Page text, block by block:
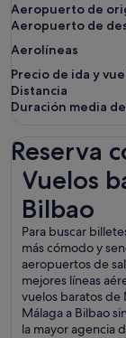
Aeropuerto de
Aeropuerto de
Aerolíneas
Precio de ida y
Distancia
Duración media
Reserva
Vuelos
Bilbao
Para buscar
más cómodo y
aeropuertos de
mejores líneas
vuelos baratos de
Málaga a Bilbao
la mayor agencia
Vuelos baratos